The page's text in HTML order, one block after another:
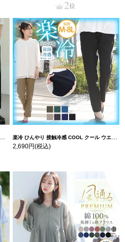
楽冷 ひんやり 接触冷感 COOL クール ウエストゴム 楽ちん ストレッチ 美脚 レギパン 【ストレッチ】 | 大きいサイズの通販ならハッピーマリリン
2,690円(税込)